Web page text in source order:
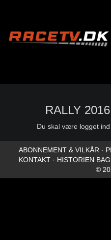
RALLY
Du skal være logget
ABONNEMENT & VILKÅR ·
KONTAKT · HISTORIEN BAG
©